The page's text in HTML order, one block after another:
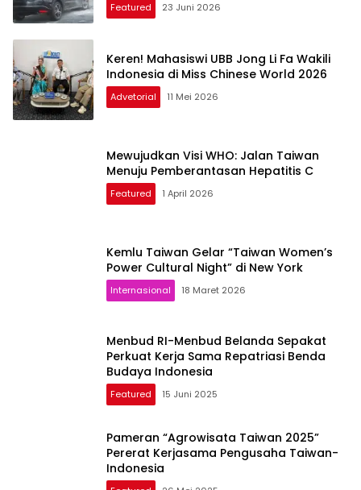
Featured 23 Juni 2026
Keren! Mahasiswi UBB Jong Li Fa Wakili
Indonesia di Miss Chinese World 2026
Advetorial 11 Mei 2026
Mewujudkan Visi WHO: Jalan Taiwan
Menuju Pemberantasan Hepatitis C
Featured 1 April 2026
Kemlu Taiwan Gelar “Taiwan Women’s
Power Cultural Night” di New York
Internasional 18 Maret 2026
Menbud RI-Menbud Belanda Sepakat
Perkuat Kerja Sama Repatriasi Benda
Budaya Indonesia
Featured 15 Juni 2025
Pameran “Agrowisata Taiwan 2025”
Pererat Kerjasama Pengusaha Taiwan-
Indonesia